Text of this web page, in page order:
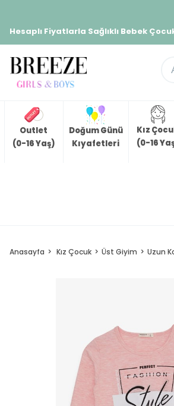
Hesaplı Fiyatlarla Sağlıklı Bebek
Outlet
(0-16 Yaş)
Doğum Günü
Kıyafetleri
Kız
(0-16
Anasayfa Kız Çocuk Üst Giyim Uzun